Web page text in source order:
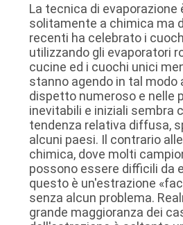
La tecnica di evaporazione
solitamente a chimica ma
recenti ha celebrato i
utilizzando gli evaporatori
cucine ed i cuochi unici
stanno agendo in tal modo
dispetto numeroso e nelle
inevitabili e iniziali sembra
tendenza relativa diffusa,
alcuni paesi. Il contrario
chimica, dove molti
possono essere difficili da
questo è un'estrazione
senza alcun problema.
grande maggioranza dei